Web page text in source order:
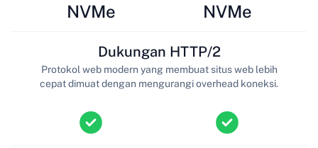
NVMe NVMe
Dukungan HTTP/2
Protokol web modern yang membuat situs web lebih
cepat dimuat dengan mengurangi overhead koneksi.